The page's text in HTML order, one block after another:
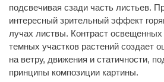
подсвечивая сзади часть листьев.
интересный зрительный эффект
лучах листвы. Контраст
темных участков растений создает
на ветру, движения и статичности,
принципы композиции картины.